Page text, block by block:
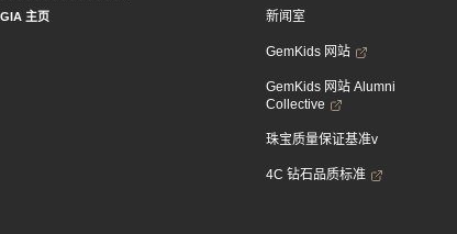
主页 新闻室
GemKids 网站
GemKids 网站 Alumni
Collective
珠宝质量保证基准v
4C 钻石品质标准